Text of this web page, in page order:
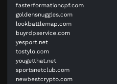
fasterformationcpf.com
goldensnuggles.com
lookbattlemap.com
buyrdpservice.com
yesport.net
tostylo.com
yougetthat.net
sportsnetclub.com
newbestcrypto.com